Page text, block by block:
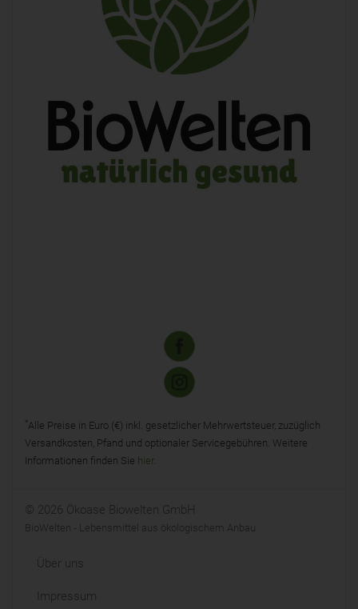
*Alle Preise in Euro (€) inkl. gesetzlicher Mehrwertsteuer, zuzüglich
Versandkosten, Pfand und optionaler Servicegebühren. Weitere
Informationen finden Sie hier.
© 2026 Ökoase Biowelten GmbH
BioWelten - Lebensmittel aus ökologischem Anbau
Über uns
Impressum